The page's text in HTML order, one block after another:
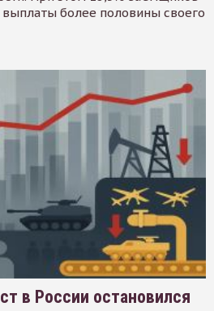
более половины своего
в России остановился